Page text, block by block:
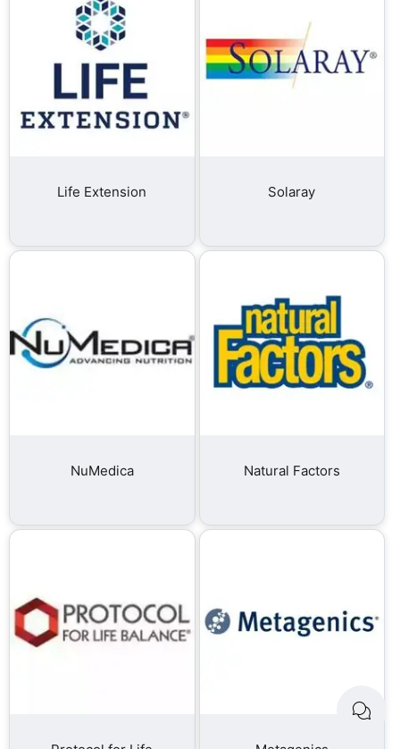
Life Extension Solaray
NuMedica Natural Factors